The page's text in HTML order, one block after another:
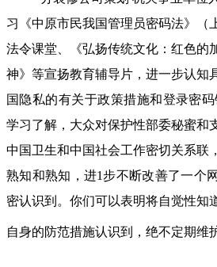
习《中原市民我国管理员密码法》（
法令课堂、《弘扬传统文化：红色的
神》等宣扬教育辅导片，进一步认知
国隐私的有关于政策措施和登录密
学习了解，大众对保护性部委秘蜜和
中国卫生和中国社会工作密切关系联
熟知和熟知，进1步不断改善了一个
密认识到。你们可以表明将自觉性知
自身的防范措施认识到，绝不定期维